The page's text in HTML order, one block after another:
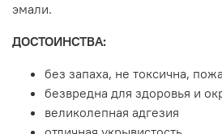
эмали.
ДОСТОИНСТВА:
без запаха, не токсична,
безвредна для здоровья и
великолепная адгезия